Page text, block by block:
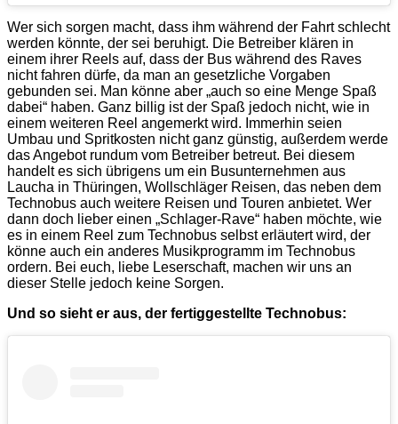
Wer sich sorgen macht, dass ihm während der Fahrt schlecht
werden könnte, der sei beruhigt. Die Betreiber klären in
einem ihrer Reels auf, dass der Bus während des Raves
nicht fahren dürfe, da man an gesetzliche Vorgaben
gebunden sei. Man könne aber „auch so eine Menge Spaß
dabei“ haben. Ganz billig ist der Spaß jedoch nicht, wie in
einem weiteren Reel angemerkt wird. Immerhin seien
Umbau und Spritkosten nicht ganz günstig, außerdem werde
das Angebot rundum vom Betreiber betreut. Bei diesem
handelt es sich übrigens um ein Busunternehmen aus
Laucha in Thüringen, Wollschläger Reisen, das neben dem
Technobus auch weitere Reisen und Touren anbietet. Wer
dann doch lieber einen „Schlager-Rave“ haben möchte, wie
es in einem Reel zum Technobus selbst erläutert wird, der
könne auch ein anderes Musikprogramm im Technobus
ordern. Bei euch, liebe Leserschaft, machen wir uns an
dieser Stelle jedoch keine Sorgen.
Und so sieht er aus, der fertiggestellte Technobus: